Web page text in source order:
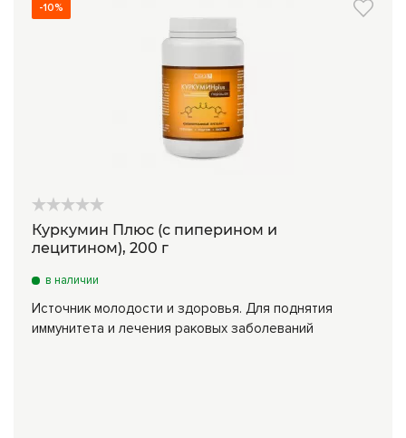
-10%
Куркумин Плюс (с пиперином и
лецитином), 200 г
в наличии
Источник молодости и здоровья. Для поднятия
иммунитета и лечения раковых заболеваний